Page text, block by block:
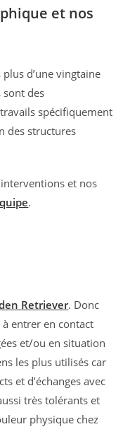
et nos
d’une vingtaine
sont des
spécifiquement
des structures
et nos
.
Retriever. Donc
entrer en contact
et/ou en situation
les plus utilisés car
et d’échanges avec
très tolérants et
physique chez